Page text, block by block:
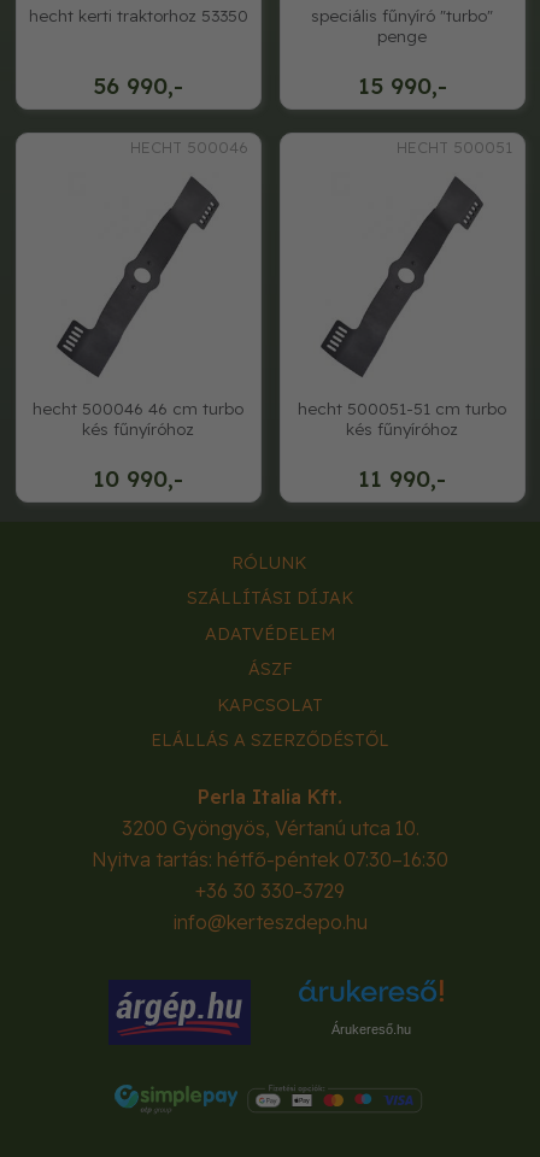
56 990,-
hecht kerti traktorhoz 53350
15 990,-
speciális fűnyíró "turbo"
penge
HECHT 500046
10 990,-
hecht 500046 46 cm turbo
kés fűnyíróhoz
HECHT 500051
11 990,-
hecht 500051-51 cm turbo
kés fűnyíróhoz
RÓLUNK
SZÁLLÍTÁSI DÍJAK
ADATVÉDELEM
ÁSZF
KAPCSOLAT
ELÁLLÁS A SZERZŐDÉSTŐL
Perla Italia Kft.
3200 Gyöngyös, Vértanú utca 10.
Nyitva tartás: hétfő-péntek 07:30–16:30
+36 30 330-3729
info@kerteszdepo.hu
Árukereső.hu